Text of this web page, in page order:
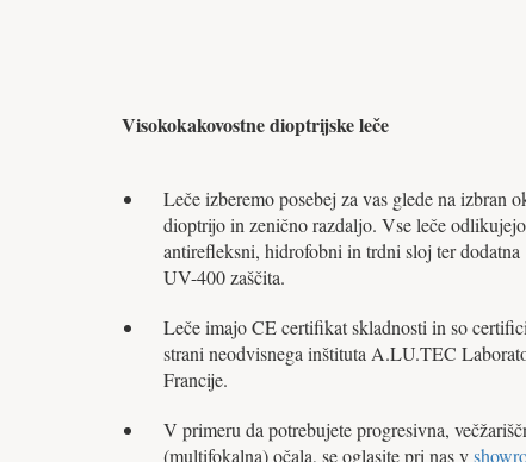
Visokokakovostne dioptrijske leče
Leče izberemo posebej za vas glede na izbran
dioptrijo in zenično razdaljo. Vse leče odlikujejo
antirefleksni, hidrofobni in trdni sloj ter dodatna
UV-400 zaščita.
Leče imajo CE certifikat skladnosti in so
strani neodvisnega inštituta A.LU.TEC
Francije.
V primeru da potrebujete progresivna,
(multifokalna) očala, se oglasite pri nas v